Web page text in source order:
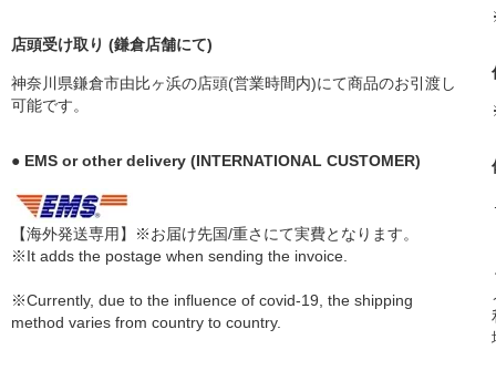
店頭受け取り (鎌倉店舗にて)
神奈川県鎌倉市由比ヶ浜の店頭(営業時間内)にて商品のお引渡し
可能です。
● EMS or other delivery (INTERNATIONAL CUSTOMER)
【海外発送専用】※お届け先国/重さにて実費となります。
※It adds the postage when sending the invoice.
※Currently, due to the influence of covid-19, the shipping
method varies from country to country.